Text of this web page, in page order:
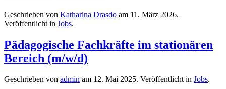
Geschrieben von Katharina Drasdo am 11. März 2026.
Veröffentlicht in Jobs.
Pädagogische Fachkräfte im stationären
Bereich (m/w/d)
Geschrieben von admin am 12. Mai 2025. Veröffentlicht in Jobs.